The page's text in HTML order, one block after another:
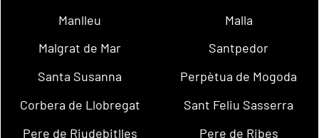
Manlleu
Malla
Malgrat de Mar
Santpedor
Santa Susanna
Perpètua de Mogoda
Corbera de Llobregat
Sant Feliu Sasserra
Pere de Riudebitlles
Pere de Ribes